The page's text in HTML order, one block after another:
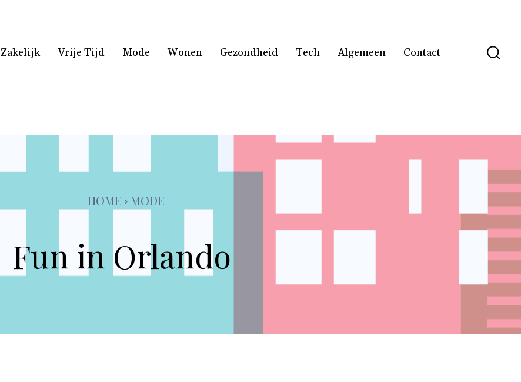
Zakelijk Vrije Tijd Mode Wonen Gezondheid Tech Algemeen Contact
HOME MODE
Fun in Orlando